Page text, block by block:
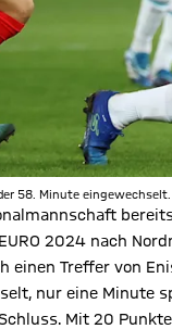
58. Minute eingewechselt.
2024 nach
einen Treffer von
nur eine Minute
Mit 20